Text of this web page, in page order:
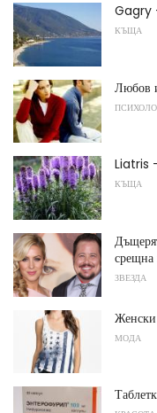
Gagry -
КЪЩА
Любов
Liatris -
КЪЩА
срещна
ЗВЕЗДА
МОДА